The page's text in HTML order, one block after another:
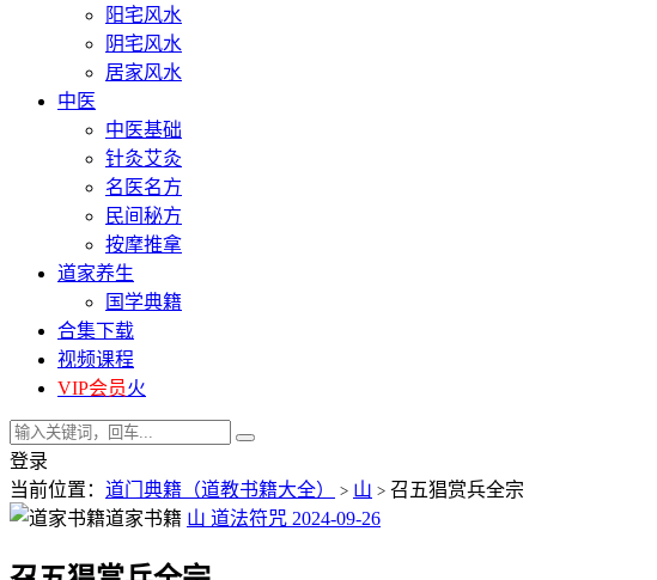
阳宅风水
阴宅风水
居家风水
中医
中医基础
针灸艾灸
名医名方
民间秘方
按摩推拿
道家养生
国学典籍
合集下载
视频课程
VIP会员火
登录
当前位置： 道门典籍（道教书籍大全） > 山 > 召五猖赏兵全宗
道家书籍 山 道法符咒 2024-09-26